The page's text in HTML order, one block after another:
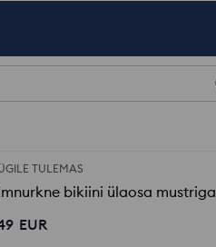
TULEMAS
bikiini ülaosa mustriga
EUR